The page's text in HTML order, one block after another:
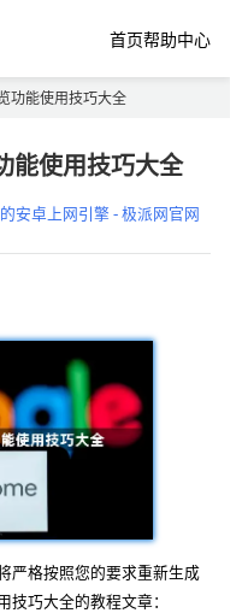
首页帮助中心
功能使用技巧大全
能使用技巧大全
安卓上网引擎 - 极派网官网
严格按照您的要求重新生成
技巧大全的教程文章：